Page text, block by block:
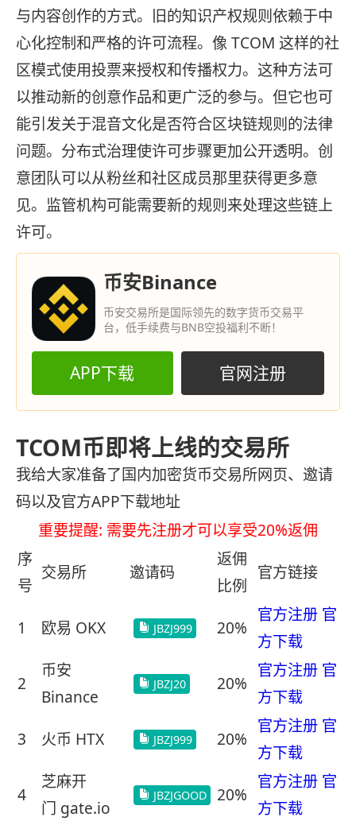
与内容创作的方式。旧的知识产权规则依赖于中
心化控制和严格的许可流程。像 TCOM 这样的社
区模式使用投票来授权和传播权力。这种方法可
以推动新的创意作品和更广泛的参与。但它也可
能引发关于混音文化是否符合区块链规则的法律
问题。分布式治理使许可步骤更加公开透明。创
意团队可以从粉丝和社区成员那里获得更多意
见。监管机构可能需要新的规则来处理这些链上
许可。
币安Binance
币安交易所是国际领先的数字货币交易平
台，低手续费与BNB空投福利不断！
APP下载 官网注册
TCOM币即将上线的交易所
我给大家准备了国内加密货币交易所网页、邀请
码以及官方APP下载地址
重要提醒: 需要先注册才可以享受20%返佣
序
号
交易所 邀请码
返佣
比例
官方链接
1 欧易 OKX JBZJ999 20%
官方注册 官
方下载
2
币安
Binance
JBZJ20 20%
官方注册 官
方下载
3 火币 HTX JBZJ999 20%
官方注册 官
方下载
4
芝麻开
门 gate.io
JBZJGOOD 20%
官方注册 官
方下载